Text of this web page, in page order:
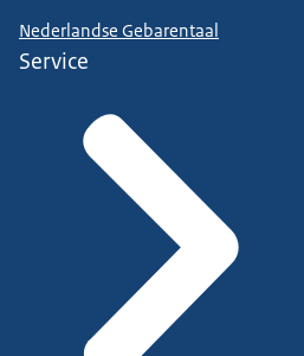
Nederlandse Gebarentaal
Service